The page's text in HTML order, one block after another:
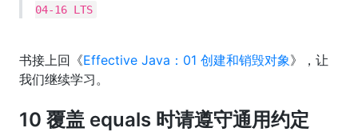
04-16 LTS
书接上回《Effective Java：01 创建和销毁对象》，让
我们继续学习。
10 覆盖 equals 时请遵守通用约定